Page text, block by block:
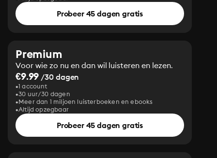
Probeer 45 dagen gratis
Premium
Voor wie zo nu en dan wil luisteren en lezen.
€9.99 /30 dagen
1 account
30 uur/30 dagen
Meer dan 1 miljoen luisterboeken en ebooks
Altijd opzegbaar
Probeer 45 dagen gratis